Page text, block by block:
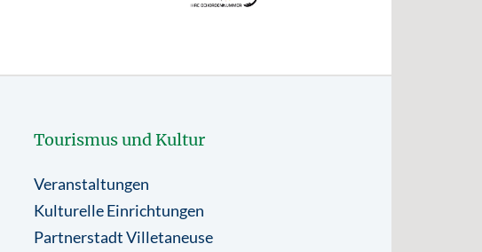
Tourismus und Kultur
Veranstaltungen
Kulturelle Einrichtungen
Partnerstadt Villetaneuse